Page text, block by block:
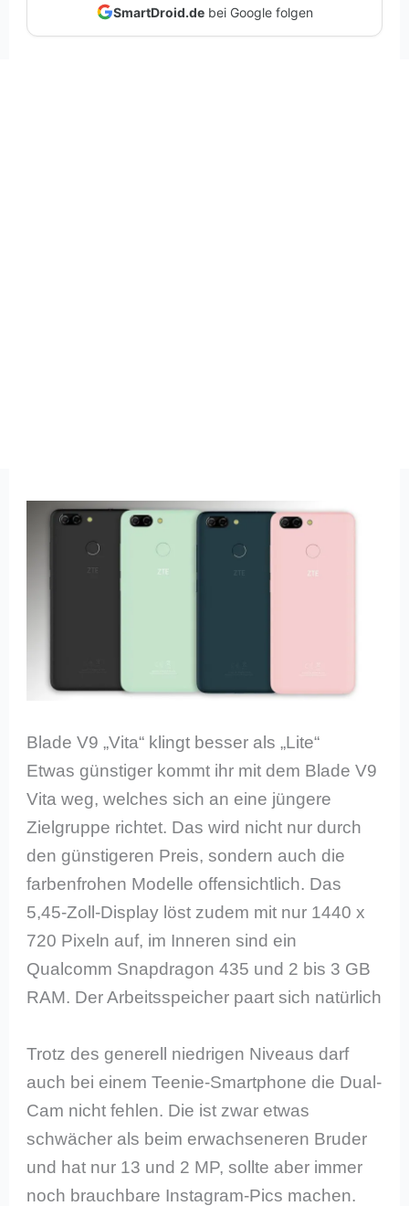
SmartDroid.debei Google folgen
Blade V9 „Vita“ klingt besser als „Lite“
Etwas günstiger kommt ihr mit dem Blade V9
Vita weg, welches sich an eine jüngere
Zielgruppe richtet. Das wird nicht nur durch
den günstigeren Preis, sondern auch die
farbenfrohen Modelle offensichtlich. Das
5,45-Zoll-Display löst zudem mit nur 1440 x
720 Pixeln auf, im Inneren sind ein
Qualcomm Snapdragon 435 und 2 bis 3 GB
RAM. Der Arbeitsspeicher paart sich natürlich
Trotz des generell niedrigen Niveaus darf
auch bei einem Teenie-Smartphone die Dual-
Cam nicht fehlen. Die ist zwar etwas
schwächer als beim erwachseneren Bruder
und hat nur 13 und 2 MP, sollte aber immer
noch brauchbare Instagram-Pics machen.